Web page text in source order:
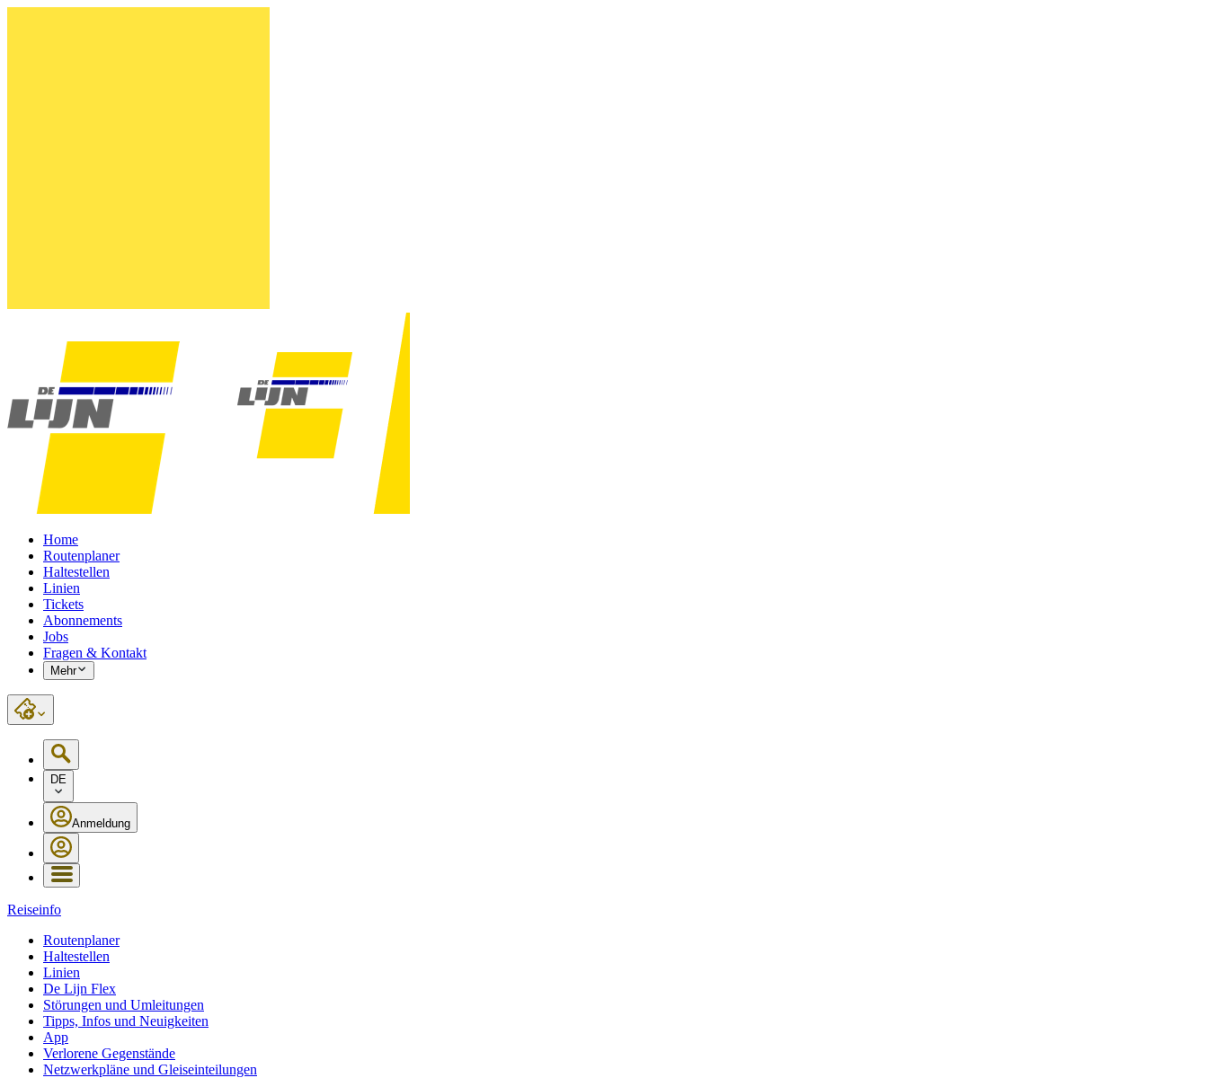
Home
Routenplaner
Haltestellen
Linien
Tickets
Abonnements
Jobs
Fragen & Kontakt
Mehr
DE
Anmeldung
Reiseinfo
Routenplaner
Haltestellen
Linien
De Lijn Flex
Störungen und Umleitungen
Tipps, Infos und Neuigkeiten
App
Verlorene Gegenstände
Netzwerkpläne und Gleiseinteilungen